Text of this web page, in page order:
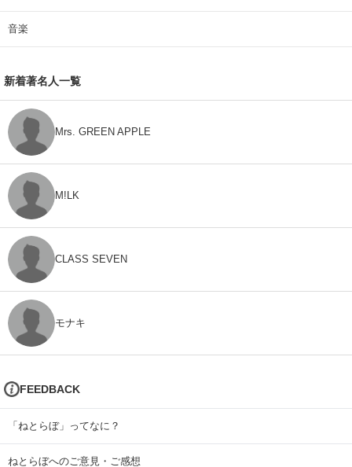
音楽
新着著名人一覧
Mrs. GREEN APPLE
M!LK
CLASS SEVEN
モナキ
FEEDBACK
「ねとらぼ」ってなに？
ねとらぼへのご意見・ご感想